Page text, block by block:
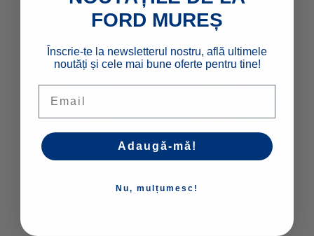
FORD MUREȘ
Înscrie-te la newsletterul nostru, află ultimele
noutăți și cele mai bune oferte pentru tine!
Adaugă-mă!
Nu, mulțumesc!